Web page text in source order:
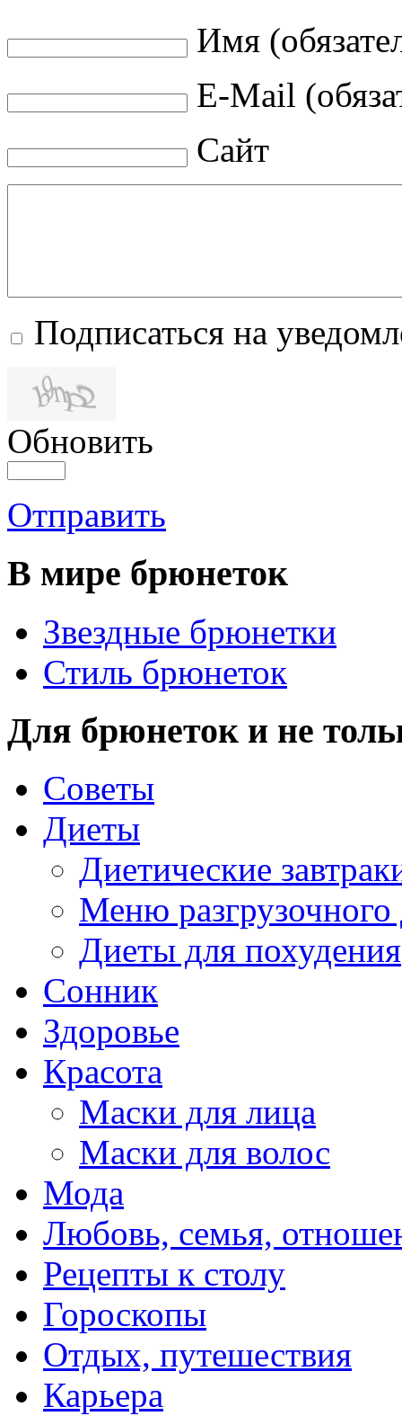
Имя
E-Mail
Сайт
Подписаться на
Обновить
Отправить
В мире брюнеток
Звездные брюнетки
Стиль брюнеток
Для брюнеток и не
Советы
Диеты
Диетические
Меню разгрузочного
Диеты для похудения
Сонник
Здоровье
Красота
Маски для лица
Маски для волос
Мода
Любовь, семья,
Рецепты к столу
Гороскопы
Отдых, путешествия
Карьера